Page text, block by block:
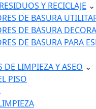
Y RECICLAJE ⌄
DE BASURA
DE BASURA
DE BASURA PARA
DE LIMPIEZA Y ASEO ⌄
PISO